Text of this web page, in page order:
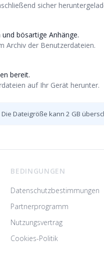
sicher
bösartige Anhänge.
Archiv der Benutzerdateien.
bereit.
auf Ihr Gerät herunter.
Die Dateigröße kann 2 GB
BEDINGUNGEN
Datenschutzbestimmungen
Partnerprogramm
Nutzungsvertrag
Cookies-Politik